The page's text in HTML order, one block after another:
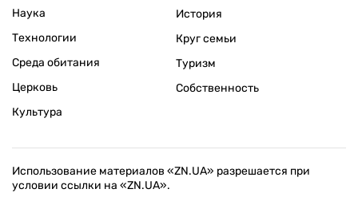
Наука
Технологии
Среда обитания
Церковь
Культура
История
Круг семьи
Туризм
Собственность
Использование материалов «ZN.UA» разрешается при
условии ссылки на «ZN.UA».